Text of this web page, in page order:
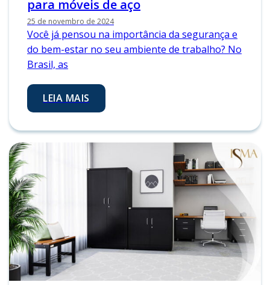
para móveis de aço
25 de novembro de 2024
Você já pensou na importância da segurança e
do bem-estar no seu ambiente de trabalho? No
Brasil, as
LEIA MAIS